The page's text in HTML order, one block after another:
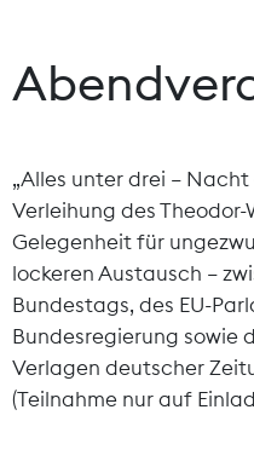
„Alles unter drei –
Verleihung des
Gelegenheit für
lockeren Austausch –
Bundestags, des EU-
Bundesregierung sowie
Verlagen deutscher
(Teilnahme nur auf